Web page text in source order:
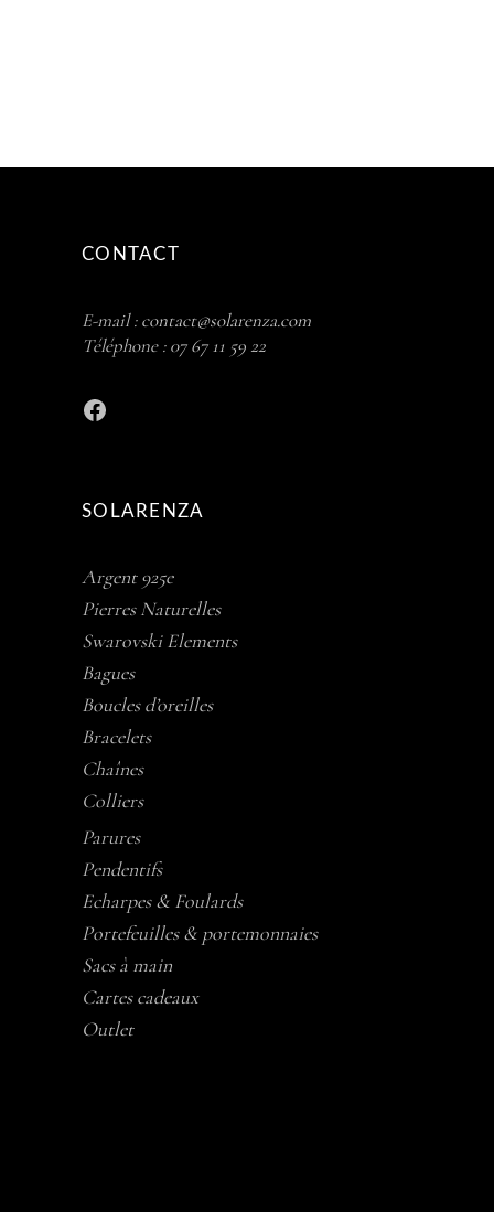
CONTACT
E-mail :contact@solarenza.com
Téléphone :07 67 11 59 22
Facebook
SOLARENZA
Argent 925e
Pierres Naturelles
Swarovski Elements
Bagues
Boucles d’oreilles
Bracelets
Chaînes
Colliers
Parures
Pendentifs
Echarpes & Foulards
Portefeuilles & portemonnaies
Sacs à main
Cartes cadeaux
Outlet